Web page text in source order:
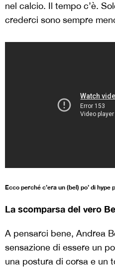
nel calcio. Il tempo c’è.
crederci sono sempre
Ecco perché c’era un (bel) po’ di hype
La scomparsa del vero
A pensarci bene, Andrea
sensazione di essere un
una postura di corsa e un